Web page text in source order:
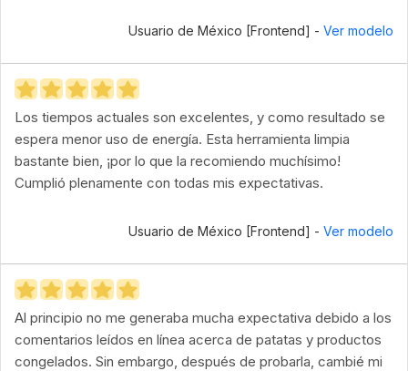
Usuario de México [Frontend] - Ver modelo
Los tiempos actuales son excelentes, y como resultado se
espera menor uso de energía. Esta herramienta limpia
bastante bien, ¡por lo que la recomiendo muchísimo!
Cumplió plenamente con todas mis expectativas.
Usuario de México [Frontend] - Ver modelo
Al principio no me generaba mucha expectativa debido a los
comentarios leídos en línea acerca de patatas y productos
congelados. Sin embargo, después de probarla, cambié mi